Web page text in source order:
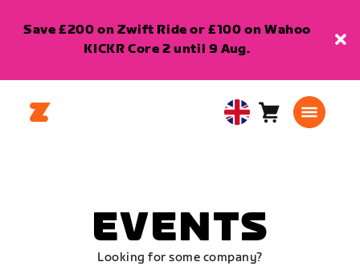
Save £200 on Zwift Ride or £100 on Wahoo
KICKR Core 2 until 9 Aug.
United Cart0
EVENTS
Looking for some company?